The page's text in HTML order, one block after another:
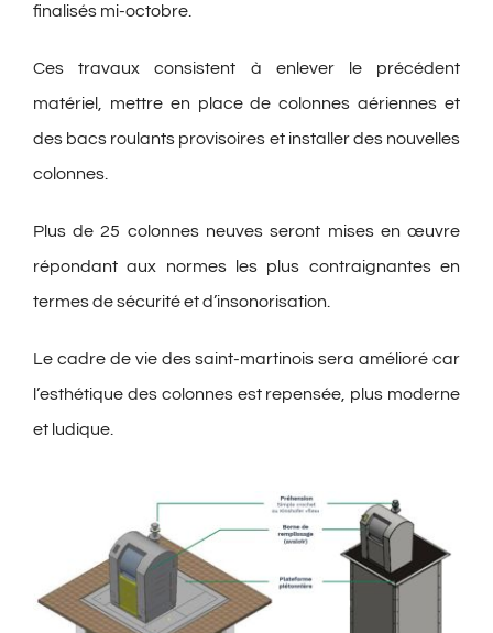
finalisés mi-octobre.
Ces travaux consistent à enlever le précédent
matériel, mettre en place de colonnes aériennes et
des bacs roulants provisoires et installer des nouvelles
colonnes.
Plus de 25 colonnes neuves seront mises en œuvre
répondant aux normes les plus contraignantes en
termes de sécurité et d’insonorisation.
Le cadre de vie des saint-martinois sera amélioré car
l’esthétique des colonnes est repensée, plus moderne
et ludique.